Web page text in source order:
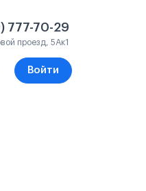
777-70-29
проезд, 5Ак1
Войти